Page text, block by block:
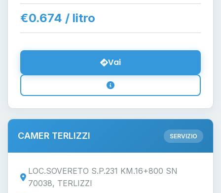
€0.674 / litro
Vai
CAMER TERLIZZI SERVIZIO
LOC.SOVERETO S.P.231 KM.16+800 SN
70038, TERLIZZI